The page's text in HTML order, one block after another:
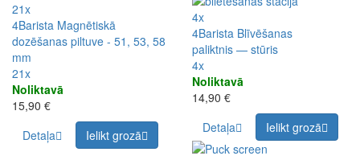
21x
4Barista Magnētiskā
dozēšanas piltuve - 51, 53, 58
mm
21x
Noliktavā
15,90 €
Detaļa
Ielikt grozā
4x
4Barista Blīvēšanas
paliktnis — stūris
4x
Noliktavā
14,90 €
Detaļa
Ielikt grozā